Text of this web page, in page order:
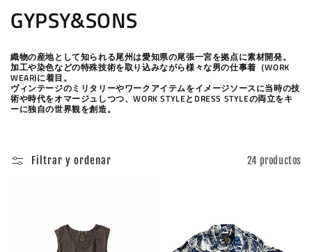
C
o
l
e
c
GYPSY&SONS
織物の産地として知られる尾州は愛知県の尾張一宮を拠点に素材開発。
加工や染色などの特殊技術を取り込みながら様々な男の仕事着（WORK
WEAR)に着目。
ヴィンテージのミリタリーやワークアイテムをイメージソースに当時の技
術や時代をオマージュしつつ、WORK STYLEとDRESS STYLEの両立をキ
ーに独自の世界観を創造。
Filtrar y ordenar 24 productos